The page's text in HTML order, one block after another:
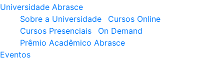
Universidade Abrasce
Sobre a Universidade
Cursos Online
Cursos Presenciais
On Demand
Prêmio Acadêmico Abrasce
Eventos